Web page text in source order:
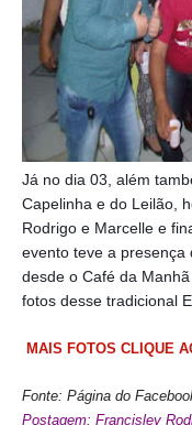
Já no dia 03, além
Capelinha e do Leilão,
Rodrigo e Marcelle e
evento teve a presença
desde o Café da
fotos desse tradicional
MAIS FOTOS CLIQUE
Fonte: Página do
Postagem: Francisley